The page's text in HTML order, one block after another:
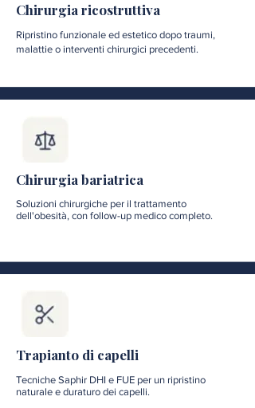
Chirurgia ricostruttiva
Ripristino funzionale ed estetico dopo traumi,
malattie o interventi chirurgici precedenti.
Chirurgia bariatrica
Soluzioni chirurgiche per il trattamento
dell'obesità, con follow-up medico completo.
Trapianto di capelli
Tecniche Saphir DHI e FUE per un ripristino
naturale e duraturo dei capelli.